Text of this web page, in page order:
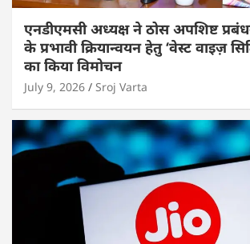
एनडीएमसी अध्यक्ष ने ठोस अपशिष्ट
के प्रभावी क्रियान्वयन हेतु ‘वेस्ट वाइज़
का किया विमोचन
July 9, 2026 Sroj Varta